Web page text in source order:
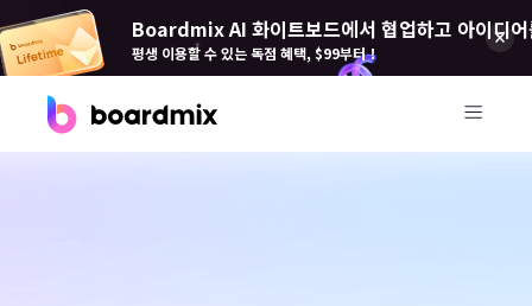
Boardmix AI 화이트보드에서 협업하고 아이디
평생 이용할 수 있는 독점 혜택, $99부터！